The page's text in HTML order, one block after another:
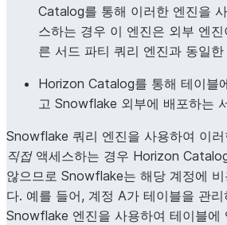
Catalog를 통해 이러한 엔진을
스하는 경우 이 엔진은 외부 엔
른 서드 파티 쿼리 엔진과 동일
Horizon Catalog를 통해 테이블
고 Snowflake 외부에 배포하는
Snowflake 쿼리 엔진을 사용하여 이
직접액세스하는 경우 Horizon
않으므로 Snowflake는 해당 계정에
다. 예를 들어, 계정 A가 테이블을 관
Snowflake 엔진을 사용하여 테이블에